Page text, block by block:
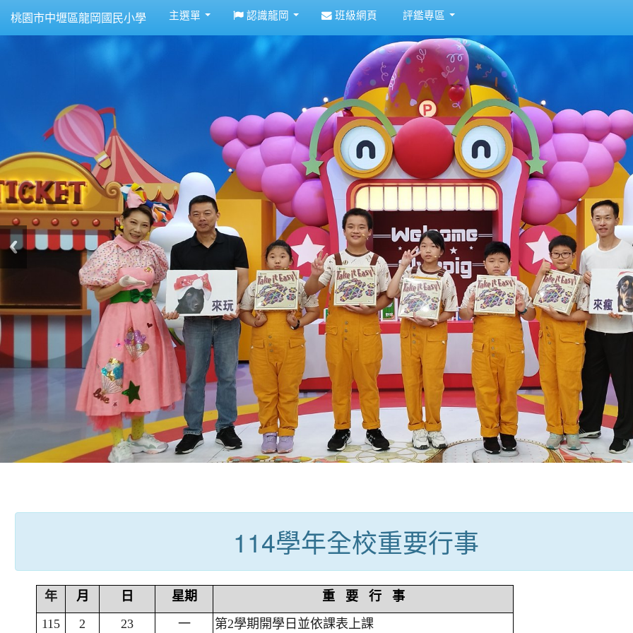
桃園市中壢區龍岡國民小學 主選單 認識龍岡 班級網頁 評鑑專區
114學年全校重要行事
年 月 日 星期
重 要 行 事
115
2 23 一 第2學期開學日並依課表上課